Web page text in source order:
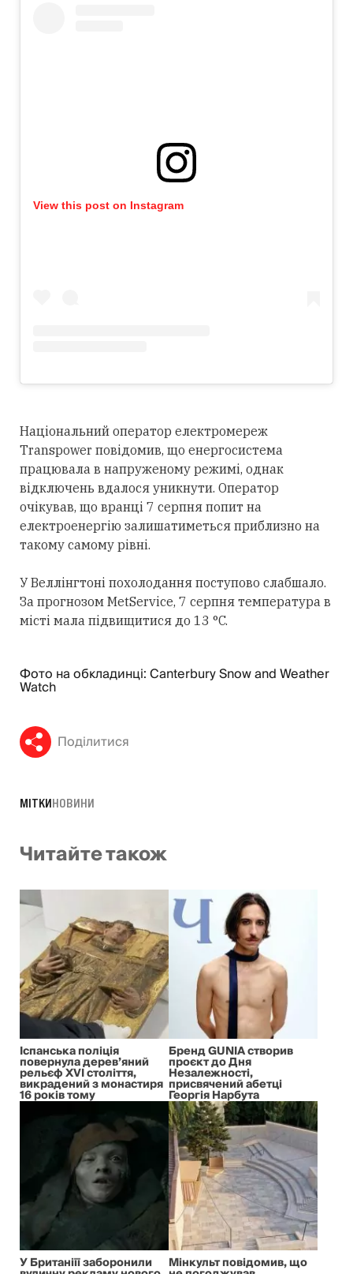
View this post on Instagram
Національний оператор електромереж
Transpower повідомив, що енергосистема
працювала в напруженому режимі, однак
відключень вдалося уникнути. Оператор
очікував, що вранці 7 серпня попит на
електроенергію залишатиметься приблизно на
такому самому рівні.
У Веллінгтоні похолодання поступово слабшало.
За прогнозом MetService, 7 серпня температура в
місті мала підвищитися до 13 °C.
Фото на обкладинці: Canterbury Snow and Weather
Watch
Поділитися
МІТКИНОВИНИ
Читайте також
Іспанська поліція
повернула дерев’яний
рельєф XVI століття,
викрадений з монастиря
16 років тому
Бренд GUNIA створив
проєкт до Дня
Незалежності,
присвячений абетці
Георгія Нарбута
У Британіїї заборонили Мінкульт повідомив, що